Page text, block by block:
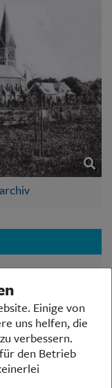
Düsseldorf,
Arbeit
und in der
sich immer:
Einige von
uns helfen, die
verbessern.
den Betrieb